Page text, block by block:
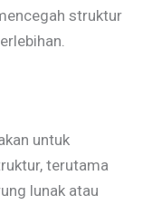
struktur
untuk
terutama
lunak atau